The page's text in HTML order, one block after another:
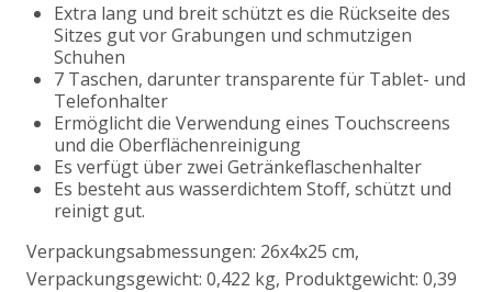
Extra lang und breit schützt es die Rückseite des
Sitzes gut vor Grabungen und schmutzigen
Schuhen
7 Taschen, darunter transparente für Tablet- und
Telefonhalter
Ermöglicht die Verwendung eines Touchscreens
und die Oberflächenreinigung
Es verfügt über zwei Getränkeflaschenhalter
Es besteht aus wasserdichtem Stoff, schützt und
reinigt gut.
Verpackungsabmessungen: 26x4x25 cm,
Verpackungsgewicht: 0,422 kg, Produktgewicht: 0,39